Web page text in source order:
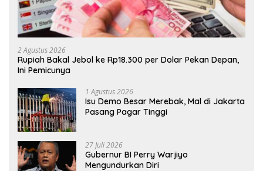
2 Agustus 2026
Rupiah Bakal Jebol ke Rp18.300 per Dolar Pekan Depan,
Ini Pemicunya
1 Agustus 2026
Isu Demo Besar Merebak, Mal di Jakarta
Pasang Pagar Tinggi
27 Juli 2026
Gubernur BI Perry Warjiyo
Mengundurkan Diri